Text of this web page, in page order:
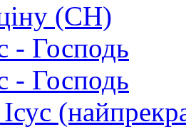
(СН)
- Господь
- Господь